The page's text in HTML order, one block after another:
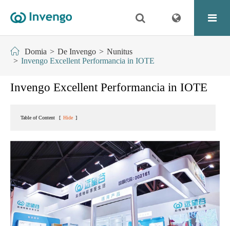
Domia De Invengo
Nunitus
Invengo Excellent Performancia in IOTE
Invengo Excellent Performancia in IOTE
Table of Content [ Hide ]